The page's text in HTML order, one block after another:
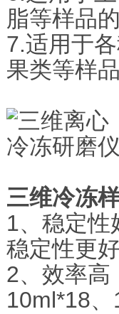
脂等样品
7.适用于
果类等样
三维冷冻
1、稳定性
稳定性更
2、效率高
10ml*18